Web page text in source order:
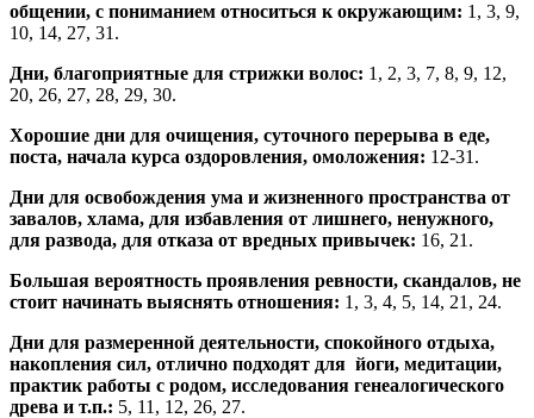
общении, с пониманием относиться к окружающим: 1, 3, 9,
10, 14, 27, 31.
Дни, благоприятные для стрижки волос: 1, 2, 3, 7, 8, 9, 12,
20, 26, 27, 28, 29, 30.
Хорошие дни для очищения, суточного перерыва в еде,
поста, начала курса оздоровления, омоложения: 12-31.
Дни для освобождения ума и жизненного пространства от
завалов, хлама, для избавления от лишнего, ненужного,
для развода, для отказа от вредных привычек: 16, 21.
Большая вероятность проявления ревности, скандалов, не
стоит начинать выяснять отношения: 1, 3, 4, 5, 14, 21, 24.
Дни для размеренной деятельности, спокойного отдыха,
накопления сил, отлично подходят для йоги, медитации,
практик работы с родом, исследования генеалогического
древа и т.п.: 5, 11, 12, 26, 27.